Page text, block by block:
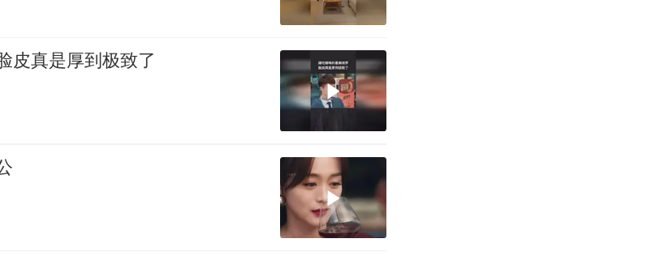
皮真是厚到极致了